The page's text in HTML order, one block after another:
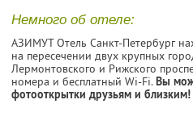
Немного об отеле:
АЗИМУТ Отель Санкт-Петербург
на пересечении двух крупных
Лермонтовского и Рижского
номера и бесплатный Wi-Fi.Вы
фотооткрытки друзьям и близким!